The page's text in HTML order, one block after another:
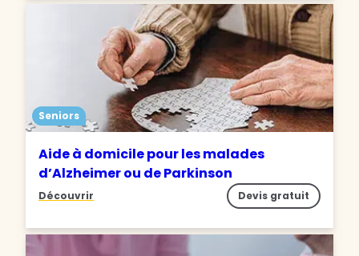
Seniors
Aide à domicile pour les malades
d’Alzheimer ou de Parkinson
Découvrir Devis gratuit